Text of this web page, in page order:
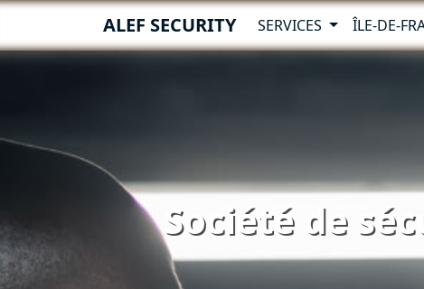
ALEF SECURITY SERVICES ÎLE-DE-
Société de